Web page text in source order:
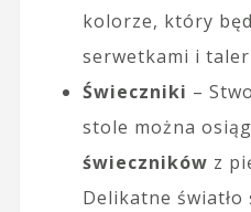
kolorze, który
serwetkami i
Świeczniki –
stole można
świeczników z
Delikatne światło